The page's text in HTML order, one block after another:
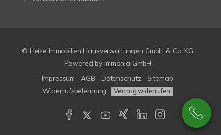
© Heise Immobilien Hausverwaltungen GmbH & Co. KG
Powered by Immonia GmbH
Impressum
AGB Datenschutz
Sitemap
Widerrufsbelehrung
Vertrag widerrufen